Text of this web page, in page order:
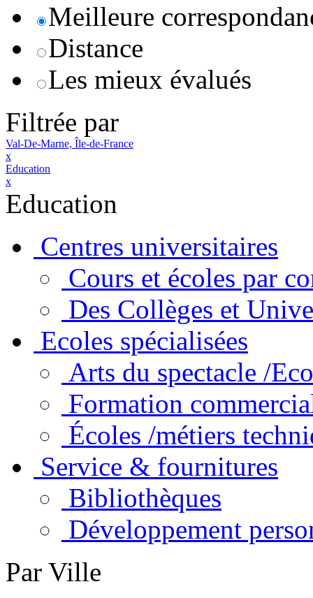
Meilleure
Distance
Les mieux évalués
Filtrée par
Val-De-Marne, Île-de-France
x
Education
x
Education
Centres universitaires
Cours et écoles par
Des Collèges et
Ecoles spécialisées
Arts du spectacle /
Formation
Écoles /métiers
Service & fournitures
Bibliothèques
Développement
Par Ville